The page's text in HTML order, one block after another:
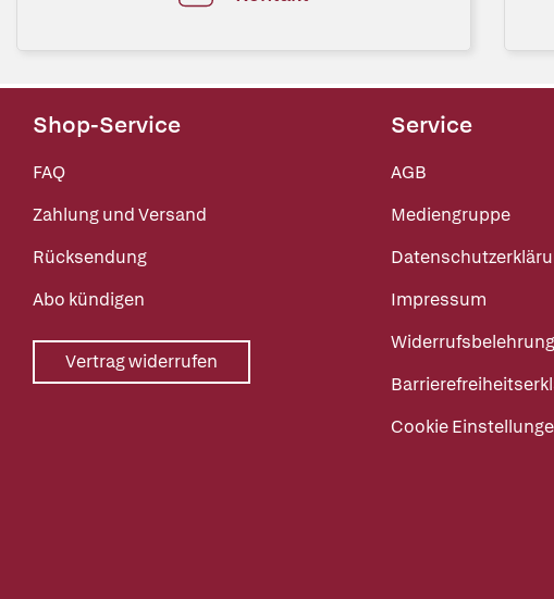
Shop-Service
FAQ
Zahlung und Versand
Rücksendung
Abo kündigen
Vertrag widerrufen
Service
AGB
Mediengruppe
Impressum
Widerrufsbelehrung
Cookie